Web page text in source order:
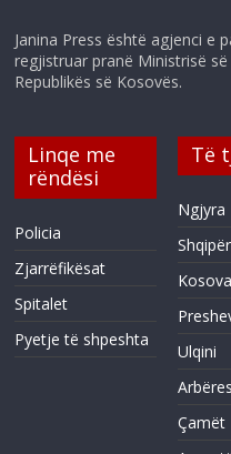
Janina Press është agjenci e
regjistruar pranë Ministrisë
Republikës së Kosovës.
Linqe me
rëndësi
Policia
Zjarrëfikësat
Spitalet
Pyetje të shpeshta
Të
Ngjyra
Kosova
Ulqini
Çamët